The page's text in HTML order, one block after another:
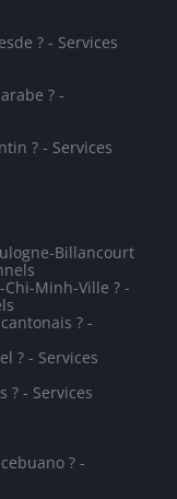
? - Services
? -
? - Services
Billancourt
Minh-Ville ? -
? -
? - Services
? - Services
? -